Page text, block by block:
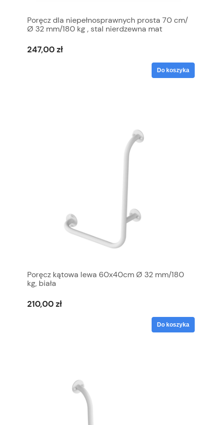
Poręcz dla niepełnosprawnych prosta 70 cm/
Ø 32 mm/180 kg , stal nierdzewna mat
247,00 zł
Do koszyka
Poręcz kątowa lewa 60x40cm Ø 32 mm/180
kg, biała
210,00 zł
Do koszyka